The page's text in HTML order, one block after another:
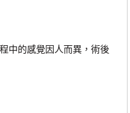
的感覺因人而異，術後